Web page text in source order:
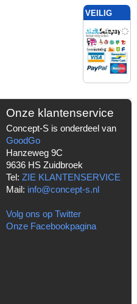
VEILIG
BETALEN
MET:
Onze klantenservice
Concept-S is onderdeel van
GoodGo
Hanzeweg 9C
9636 HS Zuidbroek
Tel: ZIE KLANTENSERVICE
Mail: info@concept-s.nl
Volg ons op Twitter
Onze Facebookpagina